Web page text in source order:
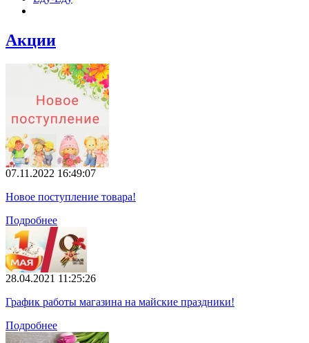
Акции
07.11.2022 16:49:07
Новое поступление товара!
Подробнее
28.04.2021 11:25:26
График работы магазина на майские праздники!
Подробнее